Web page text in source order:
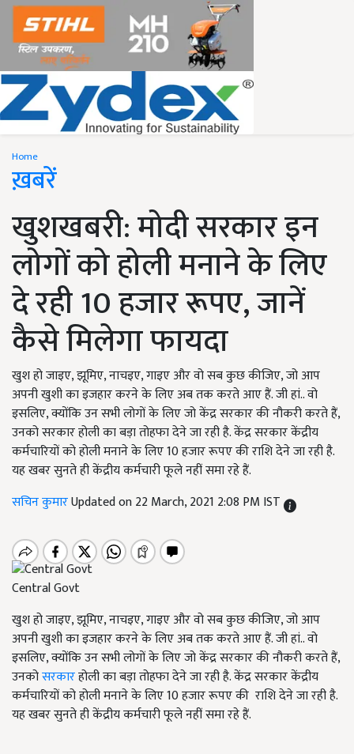
Home
ख़बरें
खुशखबरी: मोदी सरकार इन
लोगों को होली मनाने के लिए
दे रही 10 हजार रूपए, जानें
कैसे मिलेगा फायदा
खुश हो जाइए, झूमिए, नाचइए, गाइए और वो सब कुछ कीजिए, जो आप
अपनी खुशी का इजहार करने के लिए अब तक करते आए हैं. जी हां.. वो
इसलिए, क्योंकि उन सभी लोगों के लिए जो केंद्र सरकार की नौकरी करते हैं,
उनको सरकार होली का बड़ा तोहफा देने जा रही है. केंद्र सरकार केंद्रीय
कर्मचारियों को होली मनाने के लिए 10 हजार रूपए की राशि देने जा रही है.
यह खबर सुनते ही केंद्रीय कर्मचारी फूले नहीं समा रहे हैं.
सचिन कुमारUpdated on 22 March, 2021 2:08 PM IST
Central Govt
खुश हो जाइए, झूमिए, नाचइए, गाइए और वो सब कुछ कीजिए, जो आप
अपनी खुशी का इजहार करने के लिए अब तक करते आए हैं. जी हां.. वो
इसलिए, क्योंकि उन सभी लोगों के लिए जो केंद्र सरकार की नौकरी करते हैं,
उनकोसरकारहोली का बड़ा तोहफा देने जा रही है. केंद्र सरकार केंद्रीय
कर्मचारियों को होली मनाने के लिए 10 हजार रूपए की राशि देने जा रही है.
यह खबर सुनते ही केंद्रीय कर्मचारी फूले नहीं समा रहे हैं.